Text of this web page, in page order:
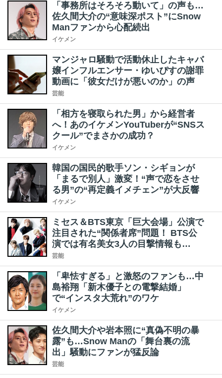
「事務所はそろそろ動いて」の声も…
佐久間大介の“意味深ポスト”にSnow
Manファンから心配続出
イケメン
マンジャロ騒動で活動休止したキャバ
嬢インフルエンサー・ゆいぴすの謝罪
動画に「彼女だけが悪いのか」の声
芸能
「相方を寝取られた男」から経営者
へ！あのイケメンYouTuberが“SNSス
クール”でまさかの成功？
イケメン
韓国の国民的歌手ソン・シギョンが
「まるで別人」激変！“声で恋をさせ
る男”の“再定義イメチェン”が大反響
イケメン
ミセス＆BTS東京「巨大会場」公演で
注目された“関係者席”問題！ BTS公
演では有名美女3人の目撃情報も…
芸能
「卑怯すぎる」と激怒のファンも…中
島裕翔「新木優子との電撃結婚」
で“インスタ大荒れ”のワケ
イケメン
佐久間大介や岩本照に“真偽不明の暴
露”も…Snow Manの「舞台裏の流
出」騒動にファンが猛反論
芸能